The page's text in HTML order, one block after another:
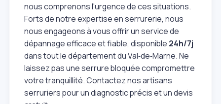
nous comprenons l'urgence de ces situations.
Forts de notre expertise en serrurerie, nous
nous engageons à vous offrir un service de
dépannage efficace et fiable, disponible 24h/7j
dans tout le département du Val‑de‑Marne. Ne
laissez pas une serrure bloquée compromettre
votre tranquillité. Contactez nos artisans
serruriers pour un diagnostic précis et un devis